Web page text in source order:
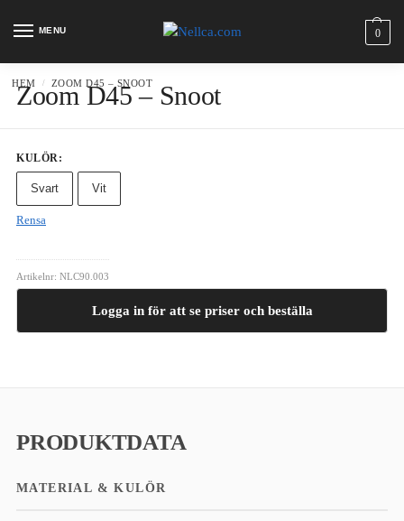
MENU 0
HEM / ZOOM D45 – SNOOT
Zoom D45 – Snoot
KULÖR :
Svart Vit
Rensa
Artikelnr: NLC90.003
Logga in för att se priser och beställa
PRODUKTDATA
MATERIAL & KULÖR